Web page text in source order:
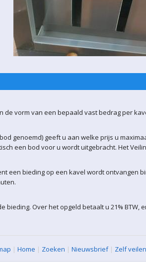
de vorm van een bepaald vast bedrag per
genoemd) geeft u aan welke prijs u
een bod voor u wordt uitgebracht. Het
een bieding op een kavel wordt ontvangen
bieding. Over het opgeld betaalt u 21% BTW,
| Home | Zoeken | Nieuwsbrief| Zelf